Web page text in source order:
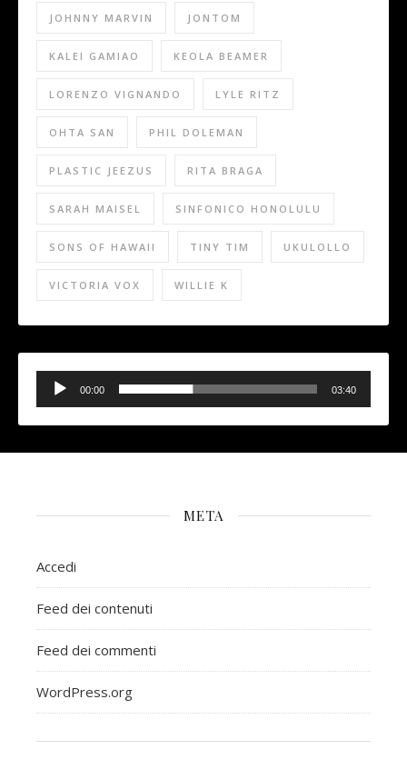
JOHNNY MARVIN JONTOM
KALEI GAMIAO KEOLA BEAMER
LORENZO VIGNANDO LYLE RITZ
OHTA SAN PHIL DOLEMAN
PLASTIC JEEZUS RITA BRAGA
SARAH MAISEL SINFONICO HONOLULU
SONS OF HAWAII TINY TIM UKULOLLO
VICTORIA VOX WILLIE K
Audio
Player
00:00 03:40
META
Accedi
Feed dei contenuti
Feed dei commenti
WordPress.org